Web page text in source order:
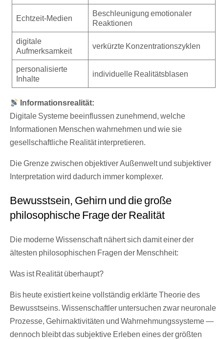
Echtzeit-Medien
Beschleunigung emotionaler
Reaktionen
digitale
Aufmerksamkeit
verkürzte Konzentrationszyklen
personalisierte
Inhalte
individuelle Realitätsblasen
Informationsrealität:
Digitale Systeme beeinflussen zunehmend, welche
Informationen Menschen wahrnehmen und wie sie
gesellschaftliche Realität interpretieren.
Die Grenze zwischen objektiver Außenwelt und subjektiver
Interpretation wird dadurch immer komplexer.
Bewusstsein, Gehirn und die große
philosophische Frage der Realität
Die moderne Wissenschaft nähert sich damit einer der
ältesten philosophischen Fragen der Menschheit:
Was ist Realität überhaupt?
Bis heute existiert keine vollständig erklärte Theorie des
Bewusstseins. Wissenschaftler untersuchen zwar neuronale
Prozesse, Gehirnaktivitäten und Wahrnehmungssysteme —
dennoch bleibt das subjektive Erleben eines der größten